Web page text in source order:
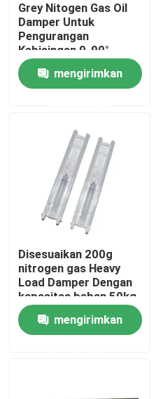
Rumah
Produk
Wisata pabrik
Kontrol kualitas
Hubungi kami
Berita
Semua Kasus
Grey Nitogen Gas Oil
Damper Untuk
Pengurangan
Kebisingan 0-90°
Jangkauan
Penyesuaian 200g
Berat
mengirimkan
Disesuaikan 200g
nitrogen gas Heavy
Load Damper Dengan
kapasitas beban 50kg
mengirimkan